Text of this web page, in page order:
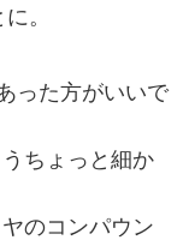
。
った方がいいで
ちょっと細か
のコンパウン